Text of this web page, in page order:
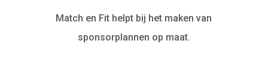
Match en Fit helpt bij het maken van
sponsorplannen op maat.